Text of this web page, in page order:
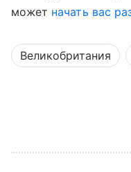
может начать вас
Великобритания